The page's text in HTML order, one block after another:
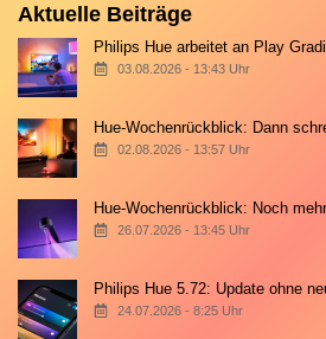
Aktuelle Beiträge
Philips Hue arbeitet an Play
03.08.2026 - 13:43 Uhr
Hue-Wochenrückblick: Dann
02.08.2026 - 13:57 Uhr
Hue-Wochenrückblick: Noch
26.07.2026 - 13:45 Uhr
Philips Hue 5.72: Update ohne
24.07.2026 - 8:25 Uhr